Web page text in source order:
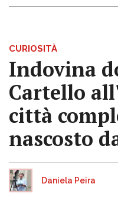
CURIOSITÀ
Indovina
Cartello
città
nascosto
Daniela Peira